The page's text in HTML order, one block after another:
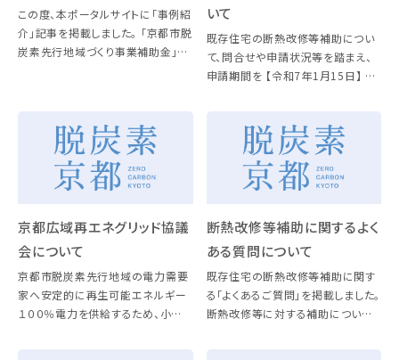
この度、本ポータルサイトに「事例紹
介」記事を掲載しました。 「京都市脱
炭素先行地域づくり事業補助金」を
ご覧いただけます。
いて
既存住宅の断熱改修等補助につい
て、問合せや申請状況等を踏まえ、
申請期間を 【令和7年1月15日】 ま
京都広域再エネグリッド協議
会について
京都市脱炭素先行地域の電力需要
家へ安定的に再生可能エネルギー
１００％電力を供給するため、小売
断熱改修等補助に関するよく
ある質問について
既存住宅の断熱改修等補助に関す
る「よくあるご質問」を掲載しました。
断熱改修等に対する補助について